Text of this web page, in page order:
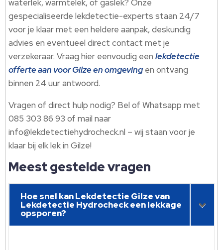
waterlek, warmtelek, of gaslek? Onze
gespecialiseerde lekdetectie-experts staan 24/7
voor je klaar met een heldere aanpak, deskundig
advies en eventueel direct contact met je
verzekeraar. Vraag hier eenvoudig eenlekdetectie
offerte aan voor Gilze en omgevingen ontvang
binnen 24 uur antwoord.
Vragen of direct hulp nodig? Bel of Whatsapp met
085 303 86 93 of mail naar
info@lekdetectiehydrocheck.nl – wij staan voor je
klaar bij elk lek in Gilze!
Meest gestelde vragen
Hoe snel kan Lekdetectie Gilze van
Lekdetectie Hydrocheck een lekkage
opsporen?